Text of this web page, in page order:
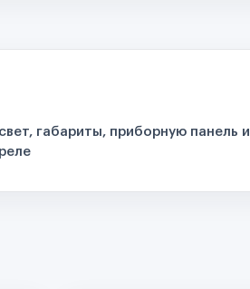
габариты, приборную панель и